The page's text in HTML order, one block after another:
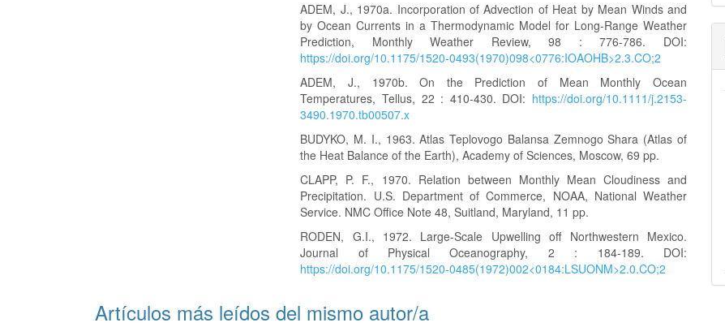
ADEM, J., 1970a. Incorporation of Advection of Heat by Mean Winds and
by Ocean Currents in a Thermodynamic Model for Long-Range Weather
Prediction, Monthly Weather Review, 98 : 776-786. DOI:
https://doi.org/10.1175/1520-0493(1970)098<0776:IOAOHB>2.3.CO;2
ADEM, J., 1970b. On the Prediction of Mean Monthly Ocean
Temperatures, Tellus, 22 : 410-430. DOI: https://doi.org/10.1111/j.2153-
3490.1970.tb00507.x
BUDYKO, M. I., 1963. Atlas Teplovogo Balansa Zemnogo Shara (Atlas of
the Heat Balance of the Earth), Academy of Sciences, Moscow, 69 pp.
CLAPP, P. F., 1970. Relation between Monthly Mean Cloudiness and
Precipitation. U.S. Department of Commerce, NOAA, National Weather
Service. NMC Office Note 48, Suitland, Maryland, 11 pp.
RODEN, G.I., 1972. Large-Scale Upwelling off Northwestern Mexico.
Journal of Physical Oceanography, 2 : 184-189. DOI:
https://doi.org/10.1175/1520-0485(1972)002<0184:LSUONM>2.0.CO;2
Artículos más leídos del mismo autor/a